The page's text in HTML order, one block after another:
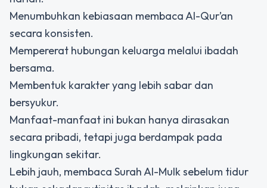
Menumbuhkan kebiasaan membaca Al-Qur’an
secara konsisten.
Mempererat hubungan keluarga melalui ibadah
bersama.
Membentuk karakter yang lebih sabar dan
bersyukur.
Manfaat-manfaat ini bukan hanya dirasakan
secara pribadi, tetapi juga berdampak pada
lingkungan sekitar.
Lebih jauh, membaca Surah Al-Mulk sebelum tidur